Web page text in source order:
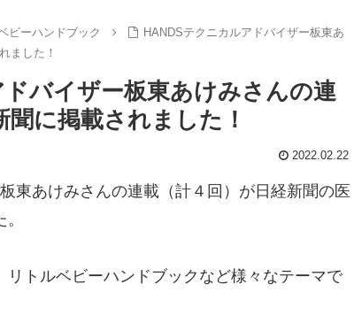
ビーハンドブック
HANDSテクニカルアドバイザー板東あ
ました！
バイザー板東あけみさんの連
に掲載されました！
2022.02.22
東あけみさんの連載（計４回）が日経新聞の医
リトルベビーハンドブックなど様々なテーマで